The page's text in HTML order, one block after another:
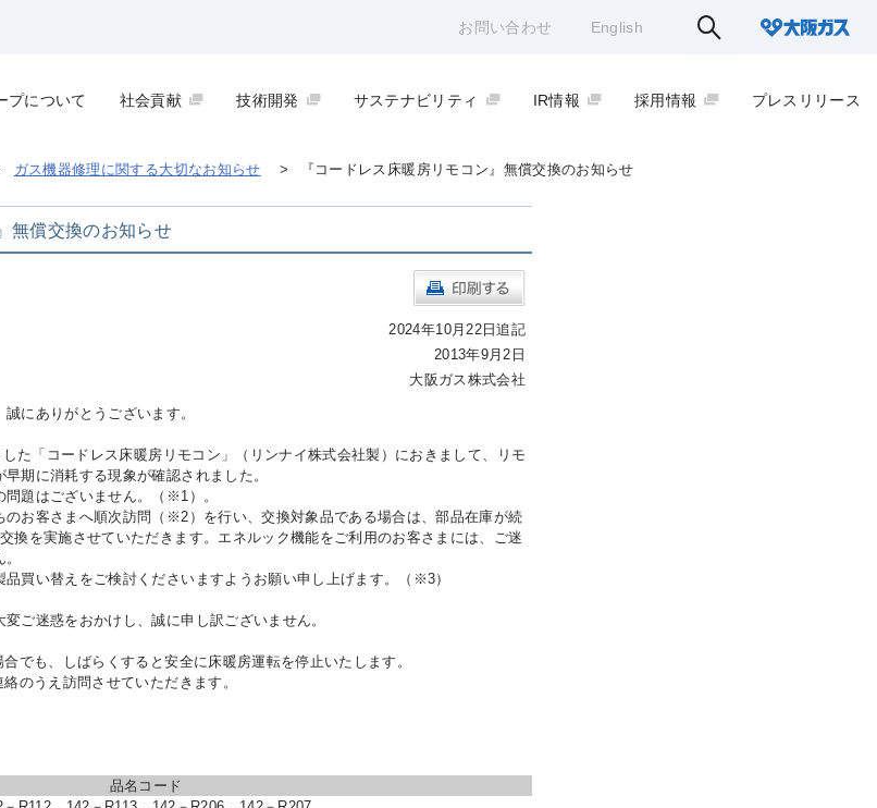
お問い合わせ English
プについて 社会貢献 技術開発 サステナビリティ IR情報 採用情報 プレスリリース
ガス機器修理に関する大切なお知らせ > 『コードレス床暖房リモコン』無償交換のお知らせ
無償交換のお知らせ
2024年10月22日追記
2013年9月2日
大阪ガス株式会社
にありがとうございます。
た「コードレス床暖房リモコン」（リンナイ株式会社製）におきまして、リモ
期に消耗する現象が確認されました。
題はございません。（※1）。
お客さまへ順次訪問（※2）を行い、交換対象品である場合は、部品在庫が続
換を実施させていただきます。エネルック機能をご利用のお客さまには、ご迷
買い替えをご検討くださいますようお願い申し上げます。（※3）
ご迷惑をおかけし、誠に申し訳ございません。
でも、しばらくすると安全に床暖房運転を停止いたします。
のうえ訪問させていただきます。
品名コード